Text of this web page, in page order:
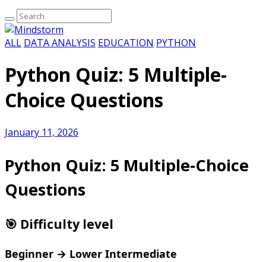
ALL DATA ANALYSIS EDUCATION PYTHON
Python Quiz: 5 Multiple-
Choice Questions
January 11, 2026
Python Quiz: 5 Multiple-Choice
Questions
🎯 Difficulty level
Beginner → Lower Intermediate